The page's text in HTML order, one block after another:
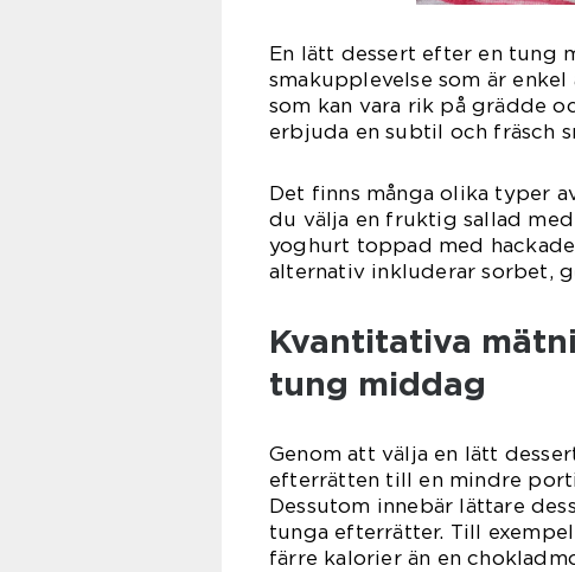
En lätt dessert efter en tung
smakupplevelse som är
som kan vara rik på grädde
erbjuda en subtil och fräsch
Det finns många olika typer
du välja en fruktig sallad
yoghurt toppad med
alternativ inkluderar sorbet,
Kvantitativa
tung middag
Genom att välja en lätt
efterrätten till en mindre
Dessutom innebär lättare
tunga efterrätter. Till
färre kalorier än en